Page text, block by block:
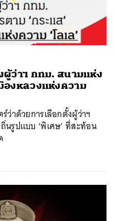
ผู้ว่าฯ กทม. สนามแห่ง
องหลวงแห่งความ
ว่าด้วยการเลือกตั้งผู้ว่าฯ
รูปแบบ ‘พิเศษ’ ที่สะท้อน